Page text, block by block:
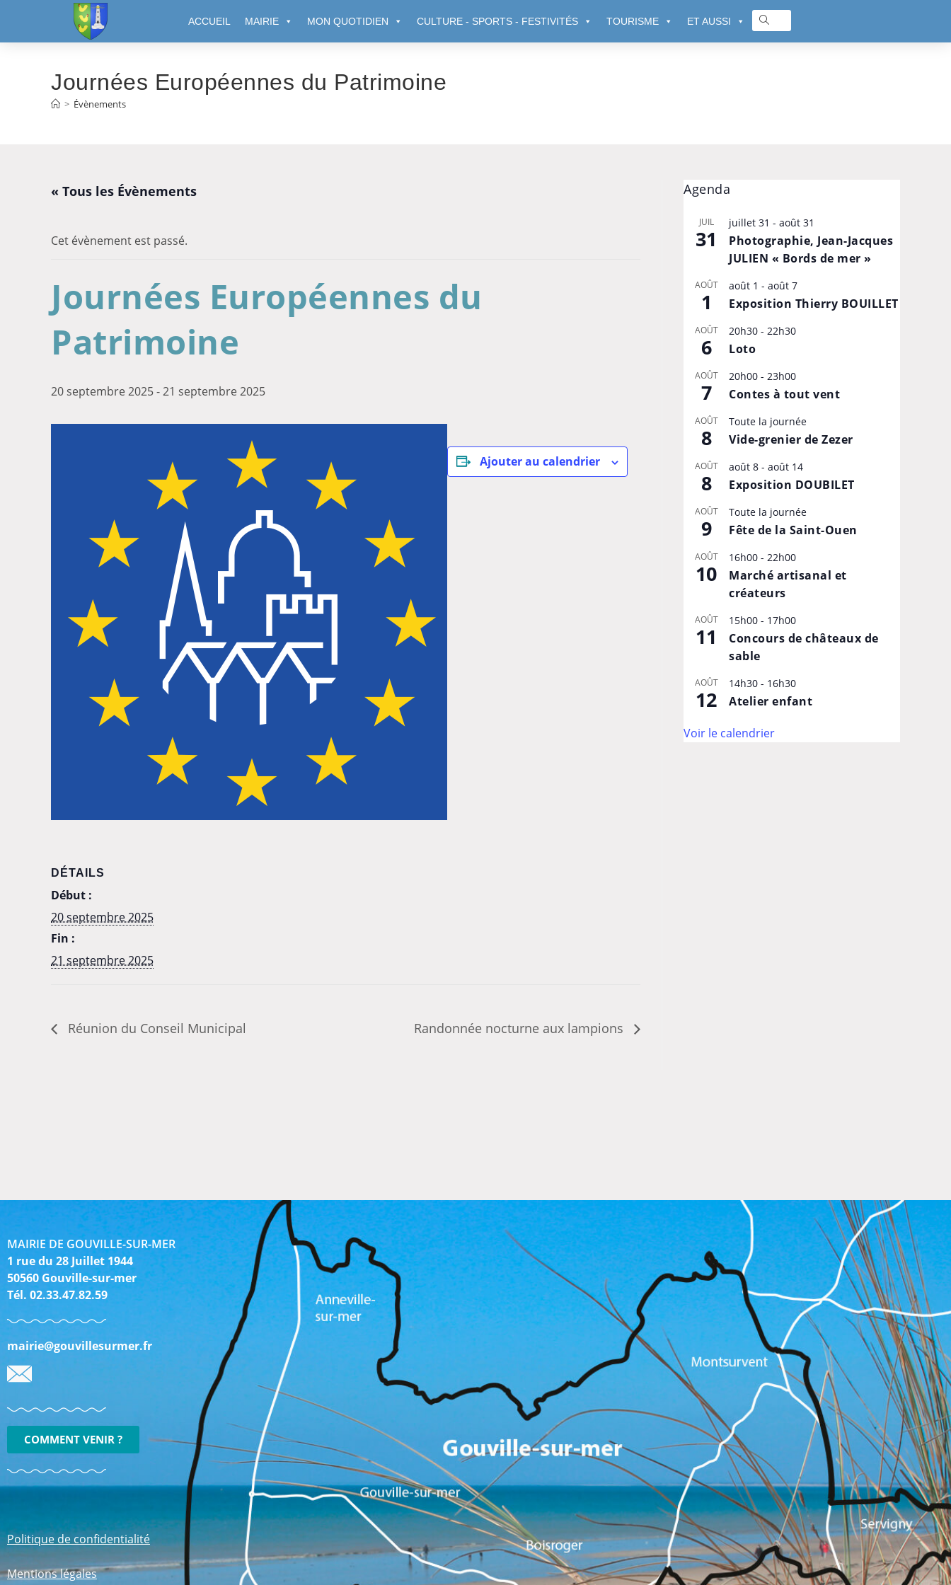
ACCUEIL MAIRIE MON QUOTIDIEN CULTURE - SPORTS - FESTIVITÉS TOURISME ET AUSSI
Journées Européennes du Patrimoine
> Évènements
« Tous les Évènements
Cet évènement est passé.
Journées Européennes du
Patrimoine
20 septembre 2025-21 septembre 2025
Ajouter au calendrier
DÉTAILS
Début :
20 septembre 2025
Fin :
21 septembre 2025
Réunion du Conseil Municipal Randonnée nocturne aux lampions
Agenda
JUIL
31
juillet 31 - août 31
Photographie, Jean-Jacques
JULIEN « Bords de mer »
AOÛT
1
août 1 - août 7
Exposition Thierry BOUILLET
AOÛT
6
20h30 - 22h30
Loto
AOÛT
7
20h00 - 23h00
Contes à tout vent
AOÛT
8
Toute la journée
Vide-grenier de Zezer
AOÛT
8
août 8 - août 14
Exposition DOUBILET
AOÛT
9
Toute la journée
Fête de la Saint-Ouen
AOÛT
10
16h00 - 22h00
Marché artisanal et
créateurs
AOÛT
11
15h00 - 17h00
Concours de châteaux de
sable
AOÛT
12
14h30 - 16h30
Atelier enfant
Voir le calendrier
MAIRIE DE GOUVILLE-SUR-MER
1 rue du 28 Juillet 1944
50560 Gouville-sur-mer
Tél. 02.33.47.82.59
mairie@gouvillesurmer.fr
COMMENT VENIR ?
Politique de confidentialité
Mentions légales
Cookies management panel